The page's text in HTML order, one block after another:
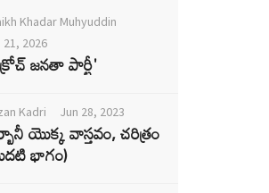
Khadar Muhyuddin
21, 2026
జనతా పార్టీ'
Kadri Jun 28, 2023
యొక్క వాస్తవం, చరిత్రం
భాగం)